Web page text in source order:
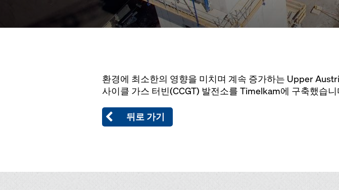
환경에 최소한의 영향을 미치며 계속 증가하는 Upper
사이클 가스 터빈(CCGT) 발전소를 Timelkam에 구축했습니
뒤로 가기